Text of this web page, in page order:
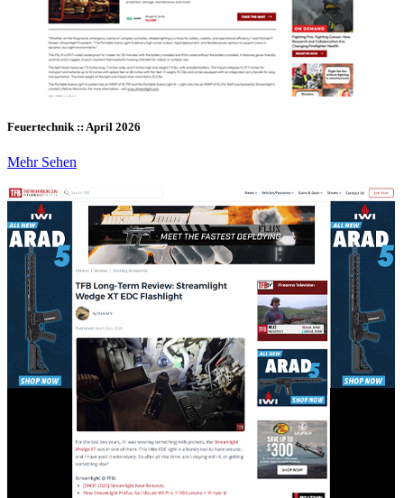
Feuertechnik :: April 2026
Mehr Sehen